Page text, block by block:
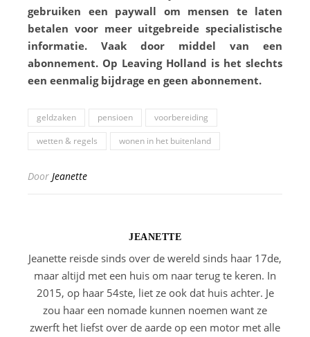
gebruiken een paywall om mensen te laten
betalen voor meer uitgebreide specialistische
informatie. Vaak door middel van een
abonnement. Op Leaving Holland is het slechts
een eenmalig bijdrage en geen abonnement.
geldzaken pensioen
voorbereiding
wetten & regels
wonen in het buitenland
Door Jeanette
JEANETTE
Jeanette reisde sinds over de wereld sinds haar 17de,
maar altijd met een huis om naar terug te keren. In
2015, op haar 54ste, liet ze ook dat huis achter. Je
zou haar een nomade kunnen noemen want ze
zwerft het liefst over de aarde op een motor met alle